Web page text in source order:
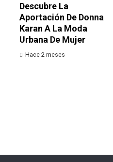
Descubre La
Aportación De Donna
Karan A La Moda
Urbana De Mujer
Hace 2 meses